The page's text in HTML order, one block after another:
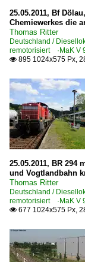
25.05.2011, Bf
Chemiewerkes die
Thomas Ritter
Deutschland /
remotorisiert ·MaK V
 895 1024x575 Px,
25.05.2011, BR 294
und Vogtlandbahn
Thomas Ritter
Deutschland /
remotorisiert ·MaK V
 677 1024x575 Px,